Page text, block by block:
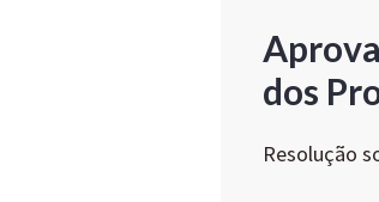
dos
Resolução